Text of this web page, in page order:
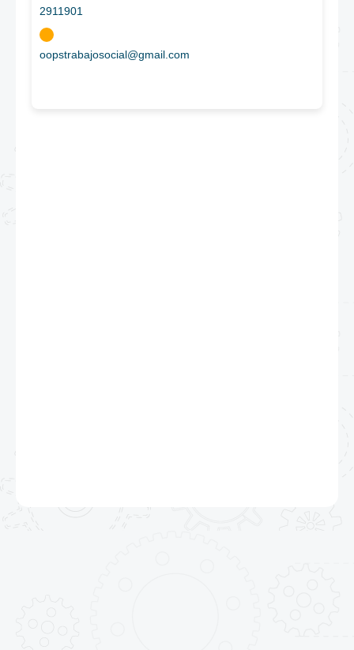
2911901
oopstrabajosocial@gmail.com